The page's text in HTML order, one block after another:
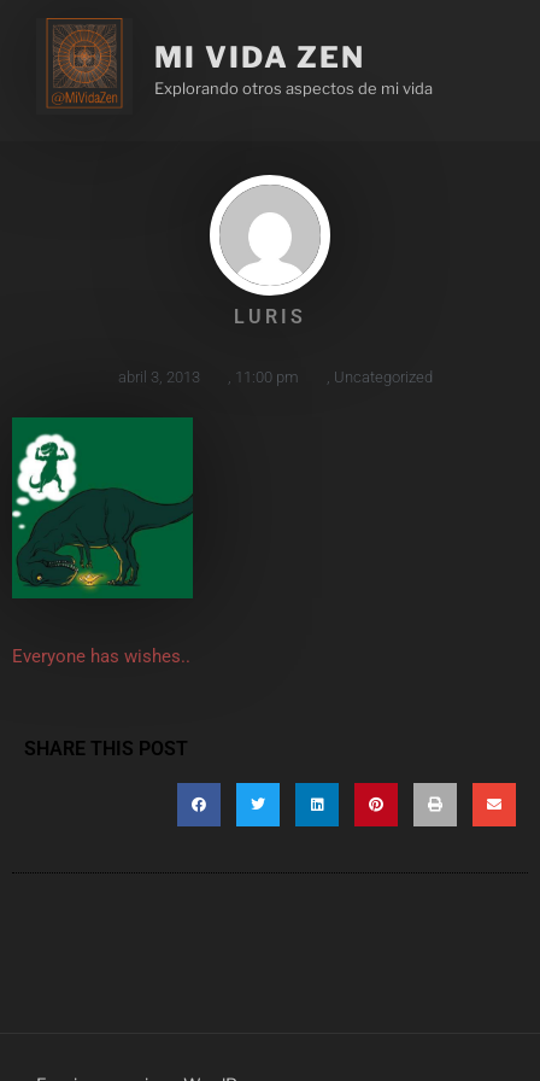
MI VIDA ZEN
Explorando otros aspectos de mi vida
LURIS
abril 3, 2013 11:00 pm Uncategorized
Everyone has wishes..
SHARE THIS POST